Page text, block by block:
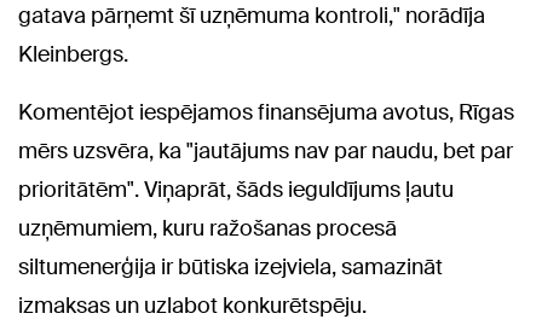
gatava pārņemt šī uzņēmuma kontroli," norādīja
Kleinbergs.
Komentējot iespējamos finansējuma avotus, Rīgas
mērs uzsvēra, ka "jautājums nav par naudu, bet par
prioritātēm". Viņaprāt, šāds ieguldījums ļautu
uzņēmumiem, kuru ražošanas procesā
siltumenerģija ir būtiska izejviela, samazināt
izmaksas un uzlabot konkurētspēju.